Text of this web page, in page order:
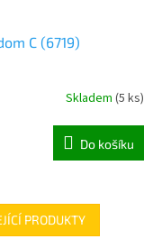
C (6719)
Skladem (5 ks)
Do košíku
PRODUKTY